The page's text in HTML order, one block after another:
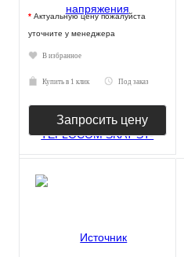
* Актуальную цену пожалуйста
уточните у менеджера
В избранное
Купить в 1 клик Под заказ
Запросить цену